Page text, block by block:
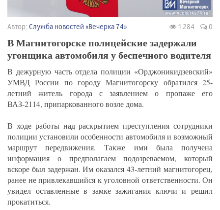
Автор: Служба новостей «Вечерка 74» 1 284 0
В Магнитогорске полицейские задержали
угонщика автомобиля у беспечного водителя
В дежурную часть отдела полиции «Орджоникидзевский»
УМВД России по городу Магнитогорску обратился 25-
летний житель города с заявлением о пропаже его
ВАЗ-2114, припаркованного возле дома.
В ходе работы над раскрытием преступления сотрудники
полиции установили особенности автомобиля и возможный
маршрут передвижения. Также ими была получена
информация о предполагаем подозреваемом, который
вскоре был задержан. Им оказался 43-летний магнитогорец,
ранее не привлекавшийся к уголовной ответственности. Он
увидел оставленные в замке зажигания ключи и решил
прокатиться.